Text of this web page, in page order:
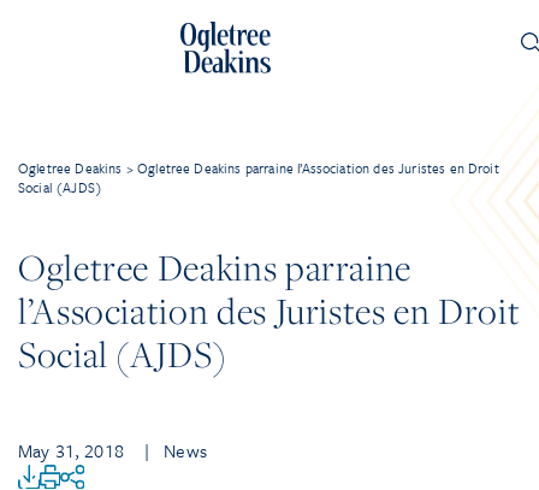
Ogletree Deakins >Ogletree Deakins parraine l’Association des Juristes en Droit
Social (AJDS)
Ogletree Deakins parraine
l’Association des Juristes en Droit
Social (AJDS)
May 31, 2018 | News